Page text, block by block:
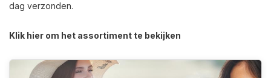
dag verzonden.
Klik hier om het assortiment te bekijken